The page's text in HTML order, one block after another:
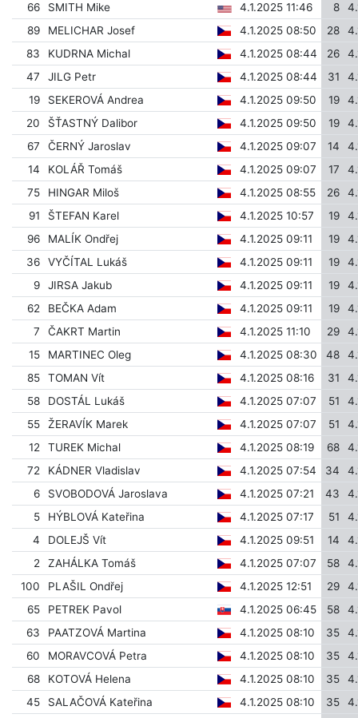
66
SMITH Mike 4.1.2025 11:46 8
89
MELICHAR Josef 4.1.2025 08:50 28
83
KUDRNA Michal 4.1.2025 08:44 26
47
JILG Petr 4.1.2025 08:44 31
19
SEKEROVÁ Andrea 4.1.2025 09:50 19
20
ŠŤASTNÝ Dalibor 4.1.2025 09:50 19
67
ČERNÝ Jaroslav 4.1.2025 09:07 14
14
KOLÁŘ Tomáš 4.1.2025 09:07 17
75
HINGAR Miloš 4.1.2025 08:55 26
91
ŠTEFAN Karel 4.1.2025 10:57 19
96
MALÍK Ondřej 4.1.2025 09:11 19
36
VYČÍTAL Lukáš 4.1.2025 09:11 19
9
JIRSA Jakub 4.1.2025 09:11 19
62
BEČKA Adam 4.1.2025 09:11 19
7
ČAKRT Martin 4.1.2025 11:10 29
15
MARTINEC Oleg 4.1.2025 08:30 48
85
TOMAN Vít 4.1.2025 08:16 31
58
DOSTÁL Lukáš 4.1.2025 07:07 51
55
ŽERAVÍK Marek 4.1.2025 07:07 51
12
TUREK Michal 4.1.2025 08:19 68
72
KÁDNER Vladislav 4.1.2025 07:54 34
6
SVOBODOVÁ Jaroslava 4.1.2025 07:21 43
5
HÝBLOVÁ Kateřina 4.1.2025 07:17 51
4
DOLEJŠ Vít 4.1.2025 09:51 14
2
ZAHÁLKA Tomáš 4.1.2025 07:07 58
100
PLAŠIL Ondřej 4.1.2025 12:51 29
65
PETREK Pavol 4.1.2025 06:45 58
63
PAATZOVÁ Martina 4.1.2025 08:10 35
60
MORAVCOVÁ Petra 4.1.2025 08:10 35
68
KOTOVÁ Helena 4.1.2025 08:10 35
45
SALAČOVÁ Kateřina 4.1.2025 08:10 35